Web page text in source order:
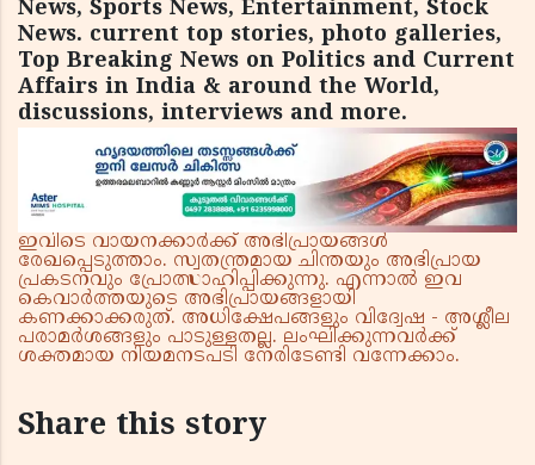
News, Sports News, Entertainment, Stock
News. current top stories, photo galleries,
Top Breaking News on Politics and Current
Affairs in India & around the World,
discussions, interviews and more.
ഇവിടെ വായനക്കാർക്ക് അഭിപ്രായങ്ങൾ
രേഖപ്പെടുത്താം. സ്വതന്ത്രമായ ചിന്തയും അഭിപ്രായ
പ്രകടനവും പ്രോത്സാഹിപ്പിക്കുന്നു. എന്നാൽ ഇവ
കെവാർത്തയുടെ അഭിപ്രായങ്ങളായി
കണക്കാക്കരുത്. അധിക്ഷേപങ്ങളും വിദ്വേഷ - അശ്ലീല
പരാമർശങ്ങളും പാടുള്ളതല്ല. ലംഘിക്കുന്നവർക്ക്
ശക്തമായ നിയമനടപടി നേരിടേണ്ടി വന്നേക്കാം.
Share this story